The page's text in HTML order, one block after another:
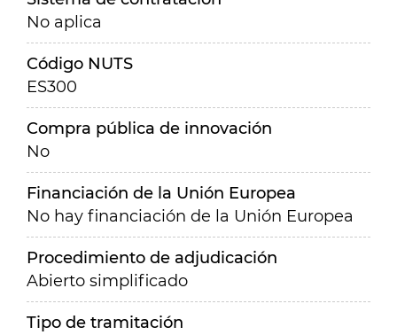
No aplica
Código NUTS
ES300
Compra pública de innovación
No
Financiación de la Unión Europea
No hay financiación de la Unión Europea
Procedimiento de adjudicación
Abierto simplificado
Tipo de tramitación